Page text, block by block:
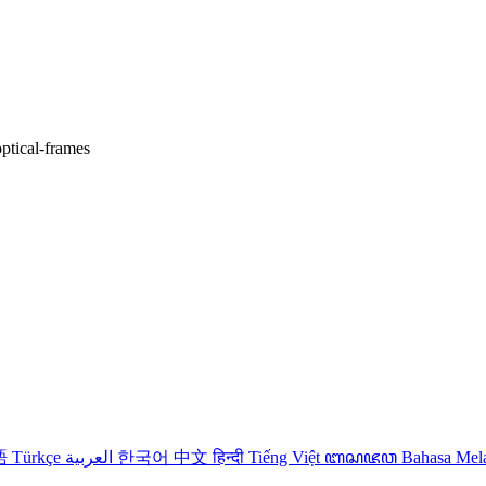
frames
Türkçe 한국어 中文हिन्दी Tiếng Việt ꦧꦱꦗꦮ Bahasa